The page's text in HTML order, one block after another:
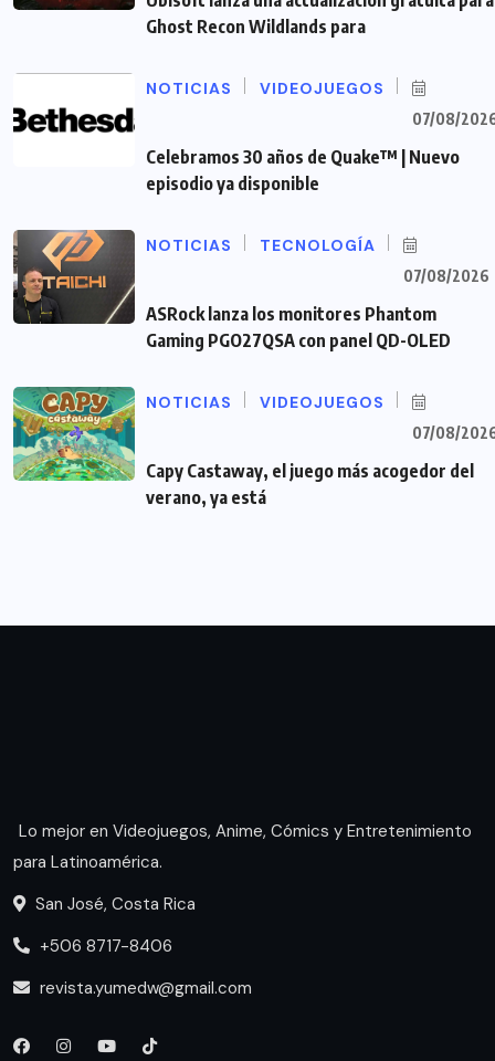
Ghost Recon Wildlands para
NOTICIAS VIDEOJUEGOS
07/08/
Celebramos 30 años de Quake™ | Nuevo
episodio ya disponible
NOTICIAS TECNOLOGÍA
07/08/2026
ASRock lanza los monitores Phantom
Gaming PGO27QSA con panel QD-OLED
NOTICIAS VIDEOJUEGOS
07/08/
Capy Castaway, el juego más acogedor del
verano, ya está
Lo mejor en Videojuegos, Anime, Cómics y Entretenimiento
para Latinoamérica.
San José, Costa Rica
+506 8717-8406
revista.yumedw@gmail.com